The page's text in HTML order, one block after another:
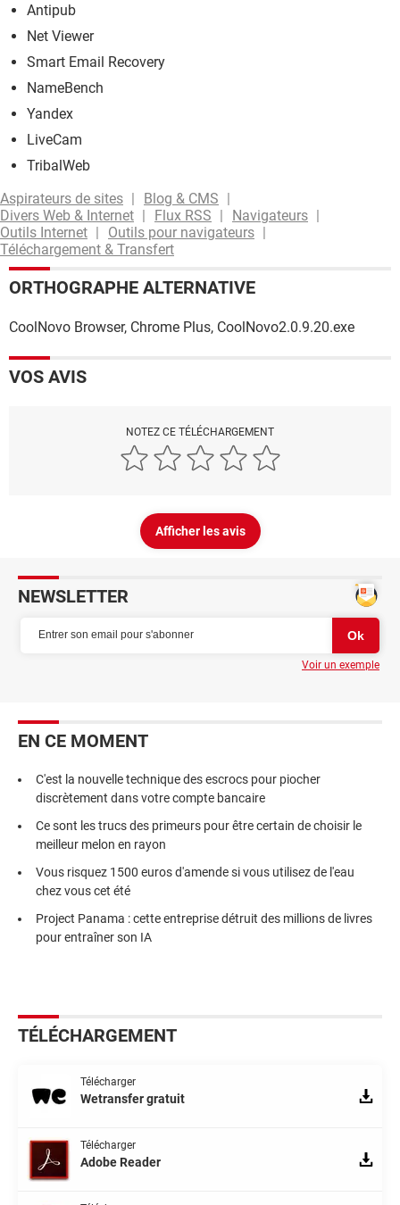
Antipub
Net Viewer
Smart Email Recovery
NameBench
Yandex
LiveCam
TribalWeb
Aspirateurs de sites
Blog & CMS
Divers Web & Internet
Flux RSS
Navigateurs
Outils Internet
Outils pour navigateurs
Téléchargement & Transfert
ORTHOGRAPHE ALTERNATIVE
CoolNovo Browser, Chrome Plus, CoolNovo2.0.9.20.exe
VOS AVIS
NOTEZ CE TÉLÉCHARGEMENT
Afficher les avis
NEWSLETTER
Voir un exemple
EN CE MOMENT
C'est la nouvelle technique des escrocs pour piocher
discrètement dans votre compte bancaire
Ce sont les trucs des primeurs pour être certain de choisir le
meilleur melon en rayon
Vous risquez 1500 euros d'amende si vous utilisez de l'eau
chez vous cet été
Project Panama : cette entreprise détruit des millions de livres
pour entraîner son IA
TÉLÉCHARGEMENT
Télécharger
Wetransfer gratuit
Télécharger
Adobe Reader